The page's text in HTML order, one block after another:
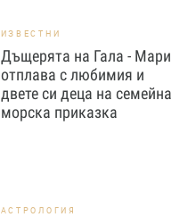
ИЗВЕСТНИ
Дъщерята на Гала - Мари
отплава с любимия и
двете си деца на семейна
морска приказка
АСТРОЛОГИЯ